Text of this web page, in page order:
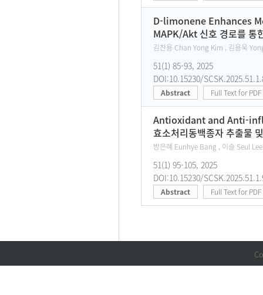
D-limonene Enhances
MAPK/Akt 신호 경로를 통
김찬용 Chan Yong Kim , 김용욱
51(1) 85-93, 2025
DOI:10.15230/
Abstract Full Text for PDF
Antioxidant and Anti-
효소처리동백종자 추출물
방은혜 Eunhye Bang , 이슬 Seul
51(1) 95-105, 2025
DOI:10.15230/
Abstract Full Text for PDF